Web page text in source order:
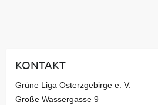
v
KONTAKT
Grüne Liga Osterzgebirge e. V.
Große Wassergasse 9